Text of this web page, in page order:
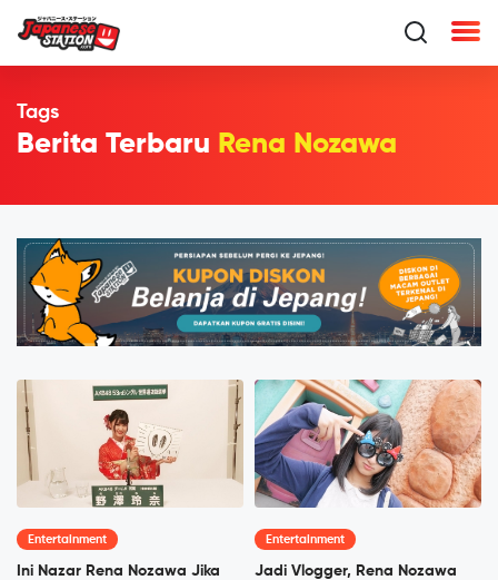
Tags
Berita Terbaru Rena Nozawa
Entertainment
Ini Nazar Rena Nozawa Jika
Entertainment
Jadi Vlogger, Rena Nozawa